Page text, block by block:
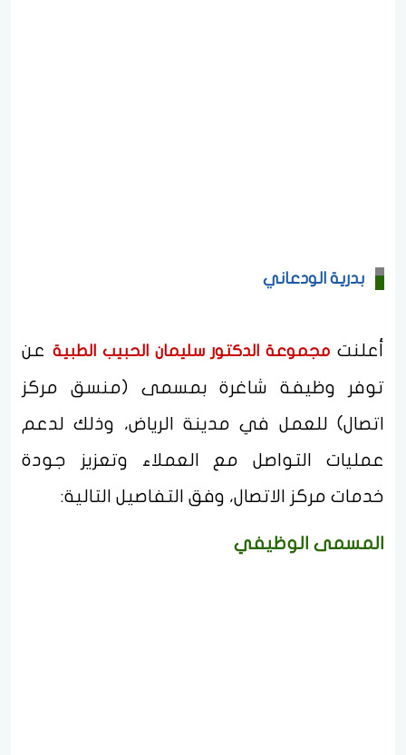
بدرية الودعاني
أعلنت مجموعة الدكتور سليمان الحبيب الطبية عن
توفر وظيفة شاغرة بمسمى (منسق مركز
اتصال) للعمل في مدينة الرياض، وذلك لدعم
عمليات التواصل مع العملاء وتعزيز جودة
خدمات مركز الاتصال، وفق التفاصيل التالية:
المسمى الوظيفي